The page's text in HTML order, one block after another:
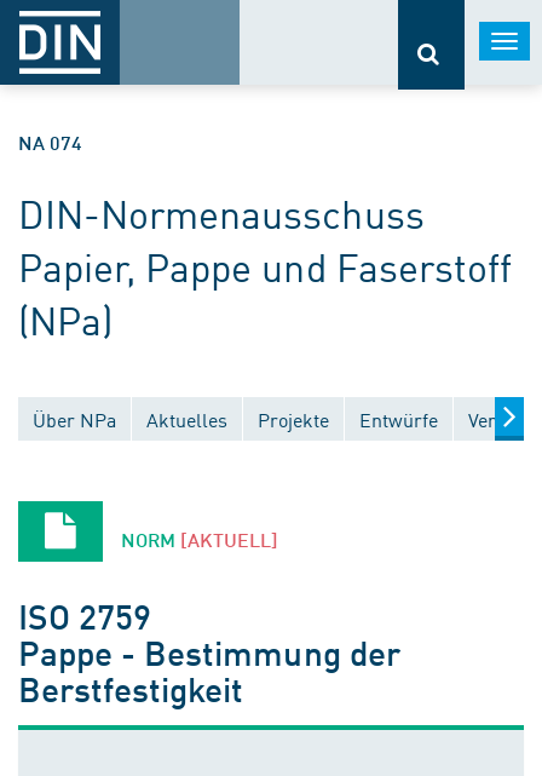
NA 074
DIN-Normenausschuss
Papier, Pappe und Faserstoff
(NPa)
Über NPa Aktuelles Projekte Entwürfe
NORM [AKTUELL]
ISO 2759
Pappe - Bestimmung der
Berstfestigkeit